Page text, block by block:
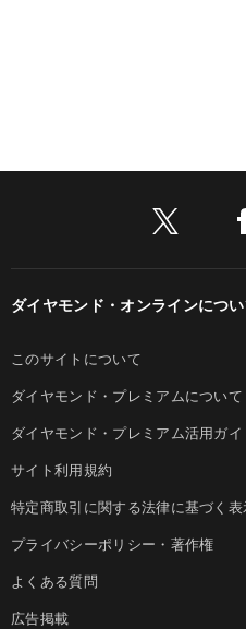
ダイヤモンド・オンラインにつ
このサイトについて
ダイヤモンド・プレミアムについて
ダイヤモンド・プレミアム活用ガイ
サイト利用規約
特定商取引に関する法律に基づく表
プライバシーポリシー・著作権
よくある質問
広告掲載